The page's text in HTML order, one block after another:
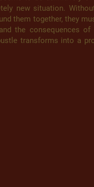
new situation.
them together, they
the consequences of
transforms into a